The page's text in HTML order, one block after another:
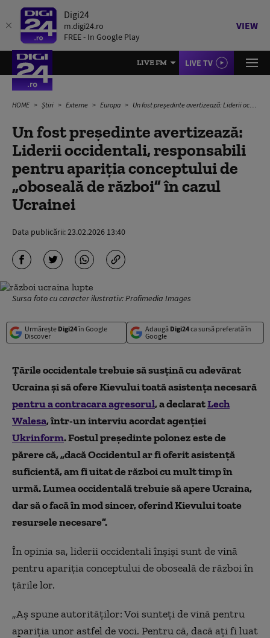
Digi24
m.digi24.ro
FREE - In Google Play
VIEW
LIVE FM LIVE TV
HOME Știri Externe Europa Un fost președinte avertizează: Liderii occidentali, responsabili pentru apariția conceptului de „oboseală de război” în cazul Ucrainei
Un fost președinte avertizează:
Liderii occidentali, responsabili
pentru apariția conceptului de
„oboseală de război” în cazul
Ucrainei
Data publicării:23.02.2026 13:40
Sursa foto cu caracter ilustrativ: Profimedia Images
Urmărește Digi24în Google
Discover
Adaugă Digi24ca sursă preferată în
Google
Țările occidentale trebuie să susțină cu adevărat
Ucraina și să ofere Kievului toată asistența necesară
pentru a contracara agresorul, a declaratLech
Walesa, într-un interviu acordat agenției
Ukrinform. Fostul președinte polonez este de
părere că, „dacă Occidentul ar fi oferit asistență
suficientă, am fi uitat de război cu mult timp în
urmă. Lumea occidentală trebuie să apere Ucraina,
dar să o facă în mod sincer, oferind Kievului toate
resursele necesare”.
În opinia sa, liderii occidentali înșiși sunt de vină
pentru apariția conceptului de oboseală de război în
țările lor.
„Aș spune autorităților: Voi sunteți de vină pentru
apariția unor astfel de voci. Pentru că, dacă ați fi luat